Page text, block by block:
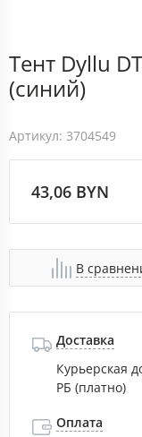
Тент Dyllu
(синий)
Артикул: 3704549
43,06 BYN
В
Доставка
Курьерская
РБ (платно)
Оплата